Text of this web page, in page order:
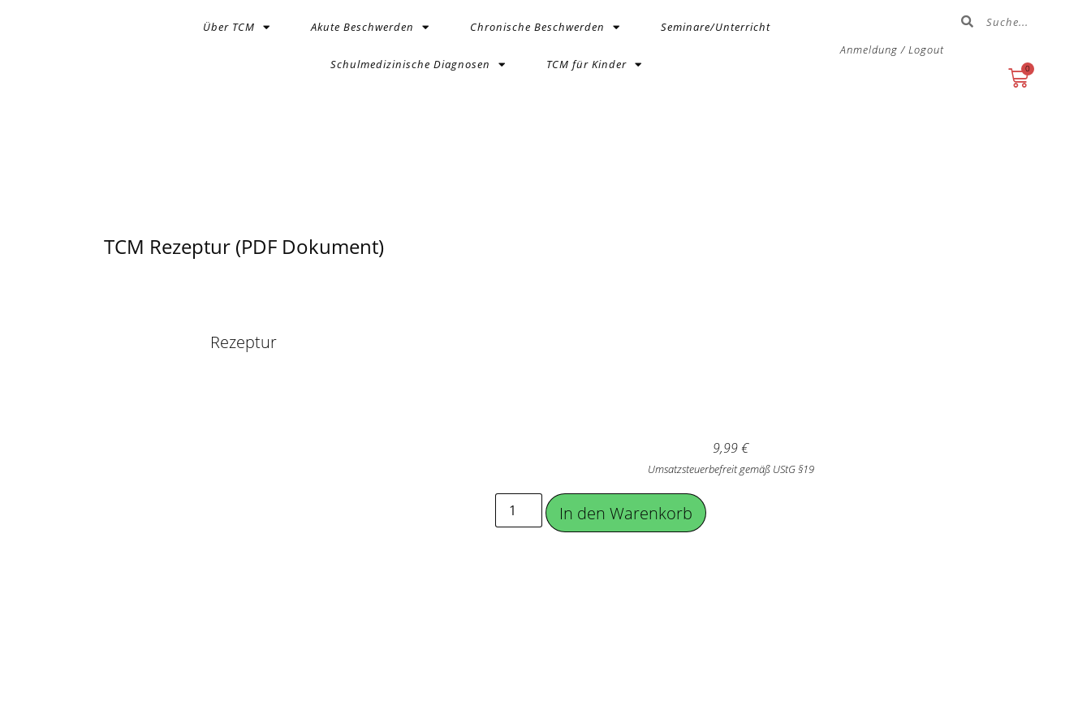
Über TCM Akute Beschwerden Chronische Beschwerden Seminare/Unterricht
Schulmedizinische Diagnosen TCM für Kinder
Anmeldung / Logout
0
TCM Rezeptur (PDF Dokument)
Rezeptur
9,99€
Umsatzsteuerbefreit gemäß UStG §19
In den Warenkorb